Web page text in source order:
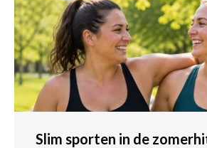
Slim sporten in de